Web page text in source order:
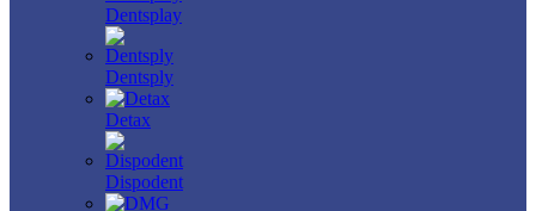
Dentsplay
Dentsply
Detax
Dispodent